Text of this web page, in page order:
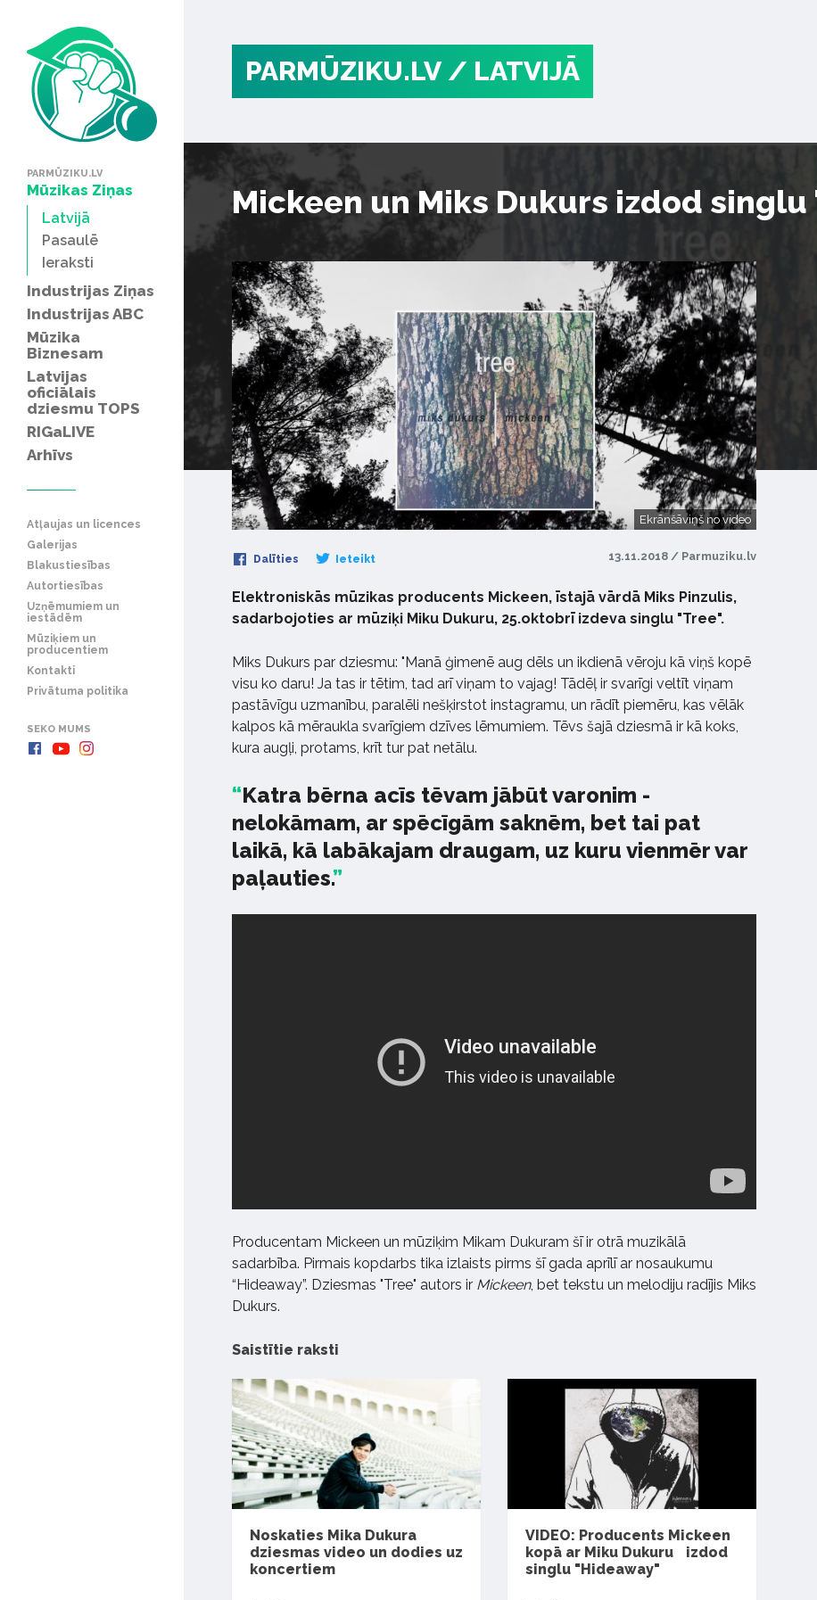
PARMŪZIKU.LV
Mūzikas Ziņas
Latvijā
Pasaulē
Ieraksti
Industrijas Ziņas
Industrijas ABC
Mūzika
Biznesam
Latvijas
oficiālais
dziesmu TOPS
RIGaLIVE
Arhīvs
Atļaujas un licences
Galerijas
Blakustiesības
Autortiesības
Uzņēmumiem un
iestādēm
Mūziķiem un
producentiem
Kontakti
Privātuma politika
SEKO MUMS
PARMŪZIKU.LV / LATVIJĀ
Mickeen un Miks Dukurs izdod singlu
Ekrānšāviņš no video
Dalīties Ieteikt 13.11.2018 / Parmuziku.lv
Elektroniskās mūzikas producents Mickeen, īstajā vārdā Miks Pinzulis,
sadarbojoties ar mūziķi Miku Dukuru, 25.oktobrī izdeva singlu "Tree".
Miks Dukurs par dziesmu: "Manā ģimenē aug dēls un ikdienā vēroju kā viņš kopē
visu ko daru! Ja tas ir tētim, tad arī viņam to vajag! Tādēļ ir svarīgi veltīt viņam
pastāvīgu uzmanību, paralēli nešķirstot instagramu, un rādīt piemēru, kas vēlāk
kalpos kā mēraukla svarīgiem dzīves lēmumiem. Tēvs šajā dziesmā ir kā koks,
kura augļi, protams, krīt tur pat netālu.
Katra bērna acīs tēvam jābūt varonim -
nelokāmam, ar spēcīgām saknēm, bet tai pat
laikā, kā labākajam draugam, uz kuru vienmēr var
paļauties.
Producentam Mickeen un mūziķim Mikam Dukuram šī ir otrā muzikālā
sadarbība. Pirmais kopdarbs tika izlaists pirms šī gada aprīlī ar nosaukumu
“Hideaway”. Dziesmas "Tree" autors ir Mickeen, bet tekstu un melodiju radījis Miks
Dukurs.
Saistītie raksti
Noskaties Mika Dukura
dziesmas video un dodies uz
koncertiem
VIDEO: Producents Mickeen
kopā ar Miku Dukuru izdod
singlu "Hideaway"